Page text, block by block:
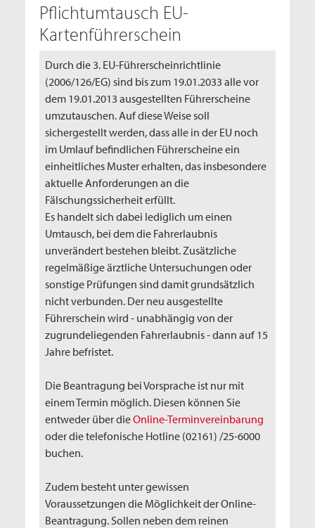
Pflichtumtausch EU-
Kartenführerschein
Durch die 3. EU-Führerscheinrichtlinie
(2006/126/EG) sind bis zum 19.01.2033 alle vor
dem 19.01.2013 ausgestellten Führerscheine
umzutauschen. Auf diese Weise soll
sichergestellt werden, dass alle in der EU noch
im Umlauf befindlichen Führerscheine ein
einheitliches Muster erhalten, das insbesondere
aktuelle Anforderungen an die
Fälschungssicherheit erfüllt.
Es handelt sich dabei lediglich um einen
Umtausch, bei dem die Fahrerlaubnis
unverändert bestehen bleibt. Zusätzliche
regelmäßige ärztliche Untersuchungen oder
sonstige Prüfungen sind damit grundsätzlich
nicht verbunden. Der neu ausgestellte
Führerschein wird - unabhängig von der
zugrundeliegenden Fahrerlaubnis - dann auf 15
Jahre befristet.
Die Beantragung bei Vorsprache ist nur mit
einem Termin möglich. Diesen können Sie
entweder über dieOnline-Terminvereinbarung
oder die telefonische Hotline (02161) /25-6000
buchen.
Zudem besteht unter gewissen
Voraussetzungen die Möglichkeit der Online-
Beantragung. Sollen neben dem reinen